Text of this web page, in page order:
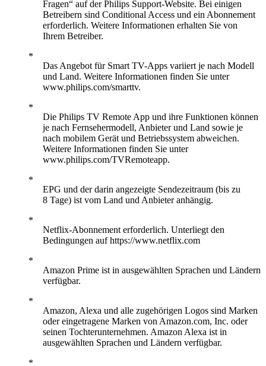
Fragen“ auf der Philips Support-Website. Bei einigen
Betreibern sind Conditional Access und ein Abonnement
erforderlich. Weitere Informationen erhalten Sie von
Ihrem Betreiber.
Das Angebot für Smart TV-Apps variiert je nach Modell
und Land. Weitere Informationen finden Sie unter
www.philips.com/smarttv.
Die Philips TV Remote App und ihre Funktionen können
je nach Fernsehermodell, Anbieter und Land sowie je
nach mobilem Gerät und Betriebssystem abweichen.
Weitere Informationen finden Sie unter
www.philips.com/TVRemoteapp.
EPG und der darin angezeigte Sendezeitraum (bis zu
8 Tage) ist vom Land und Anbieter anhängig.
Netflix-Abonnement erforderlich. Unterliegt den
Bedingungen auf https://www.netflix.com
Amazon Prime ist in ausgewählten Sprachen und Ländern
verfügbar.
Amazon, Alexa und alle zugehörigen Logos sind Marken
oder eingetragene Marken von Amazon.com, Inc. oder
seinen Tochterunternehmen. Amazon Alexa ist in
ausgewählten Sprachen und Ländern verfügbar.